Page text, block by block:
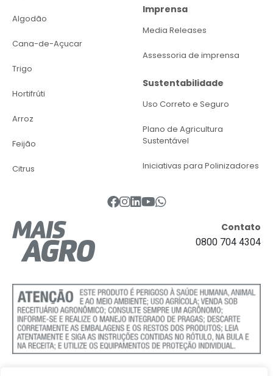
Algodão
Cana-de-Açucar
Trigo
Hortifrúti
Arroz
Feijão
Citrus
Imprensa
Media Releases
Assessoria de imprensa
Sustentabilidade
Uso Correto e Seguro
Plano de Agricultura
Sustentável
Iniciativas para Polinizadores
Contato
0800 704 4304